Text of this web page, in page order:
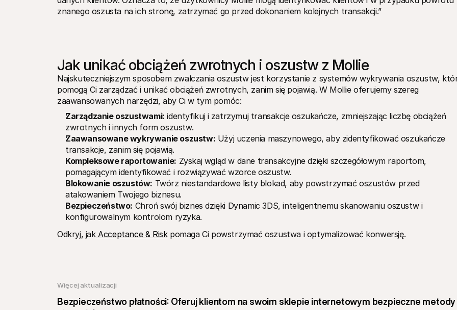
znanego oszusta na ich stronę, zatrzymać go przed dokonaniem kolejnych transakcji.”
Jak unikać obciążeń zwrotnych i oszustw z Mollie
Najskuteczniejszym sposobem zwalczania oszustw jest korzystanie z systemów wykrywania oszustw,
pomogą Ci zarządzać i unikać obciążeń zwrotnych, zanim się pojawią. W Mollie oferujemy szereg
zaawansowanych narzędzi, aby Ci w tym pomóc:
Zarządzanie oszustwami: identyfikuj i zatrzymuj transakcje oszukańcze, zmniejszając liczbę obciążeń
zwrotnych i innych form oszustw.
Zaawansowane wykrywanie oszustw: Użyj uczenia maszynowego, aby zidentyfikować oszukańcze
transakcje, zanim się pojawią.
Kompleksowe raportowanie: Zyskaj wgląd w dane transakcyjne dzięki szczegółowym raportom,
pomagającym identyfikować i rozwiązywać wzorce oszustw.
Blokowanie oszustów: Twórz niestandardowe listy blokad, aby powstrzymać oszustów przed
atakowaniem Twojego biznesu.
Bezpieczeństwo: Chroń swój biznes dzięki Dynamic 3DS, inteligentnemu skanowaniu oszustw i
konfigurowalnym kontrolom ryzyka.
Odkryj, jak Acceptance & Risk pomaga Ci powstrzymać oszustwa i optymalizować konwersję.
Więcej aktualizacji
Bezpieczeństwo płatności: Oferuj klientom na swoim sklepie internetowym bezpieczne metody